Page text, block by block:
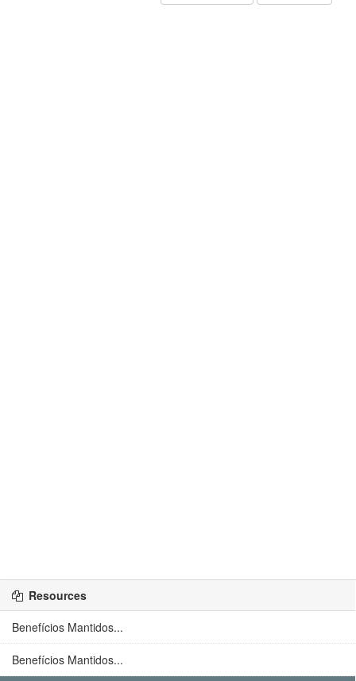
Resources
Benefícios Mantidos...
Benefícios Mantidos...